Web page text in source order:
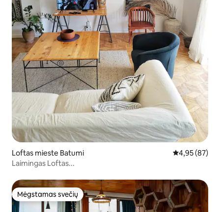
Loftas mieste Batumi Vidutinis
4,95 (87)
Laimingas Loftas...
Mėgstamas svečių
Mėgstamas svečių